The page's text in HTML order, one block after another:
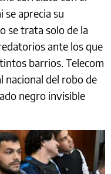
aprecia su
se trata solo de la
ante los que
barrios. Telecom
nacional del robo de
negro invisible